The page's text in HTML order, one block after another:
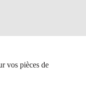
vos pièces de